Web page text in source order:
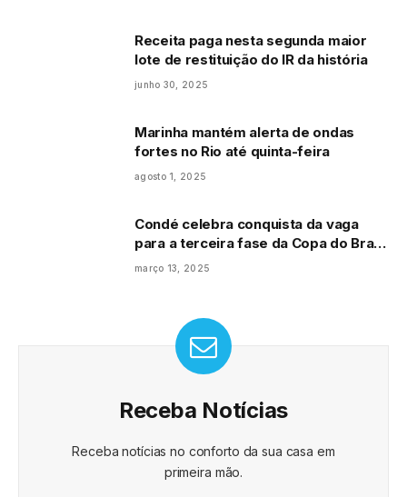
Receita paga nesta segunda maior
lote de restituição do IR da história
junho 30, 2025
Marinha mantém alerta de ondas
fortes no Rio até quinta-feira
agosto 1, 2025
Condé celebra conquista da vaga
para a terceira fase da Copa do Brasil
após vitória nos pênaltis contra
março 13, 2025
Receba Notícias
Receba notícias no conforto da sua casa em
primeira mão.